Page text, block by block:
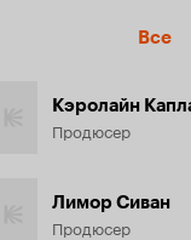
Все
Кэролайн
Продюсер
Лимор Сиван
Продюсер